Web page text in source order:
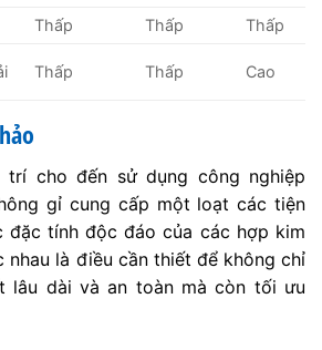
Thấp Thấp
Thấp
Thấp Thấp Cao
cho đến sử dụng công nghiệp
gỉ cung cấp một loạt các tiện
đặc tính độc đáo của các hợp kim
nhau là điều cần thiết để không chỉ
lâu dài và an toàn mà còn tối ưu